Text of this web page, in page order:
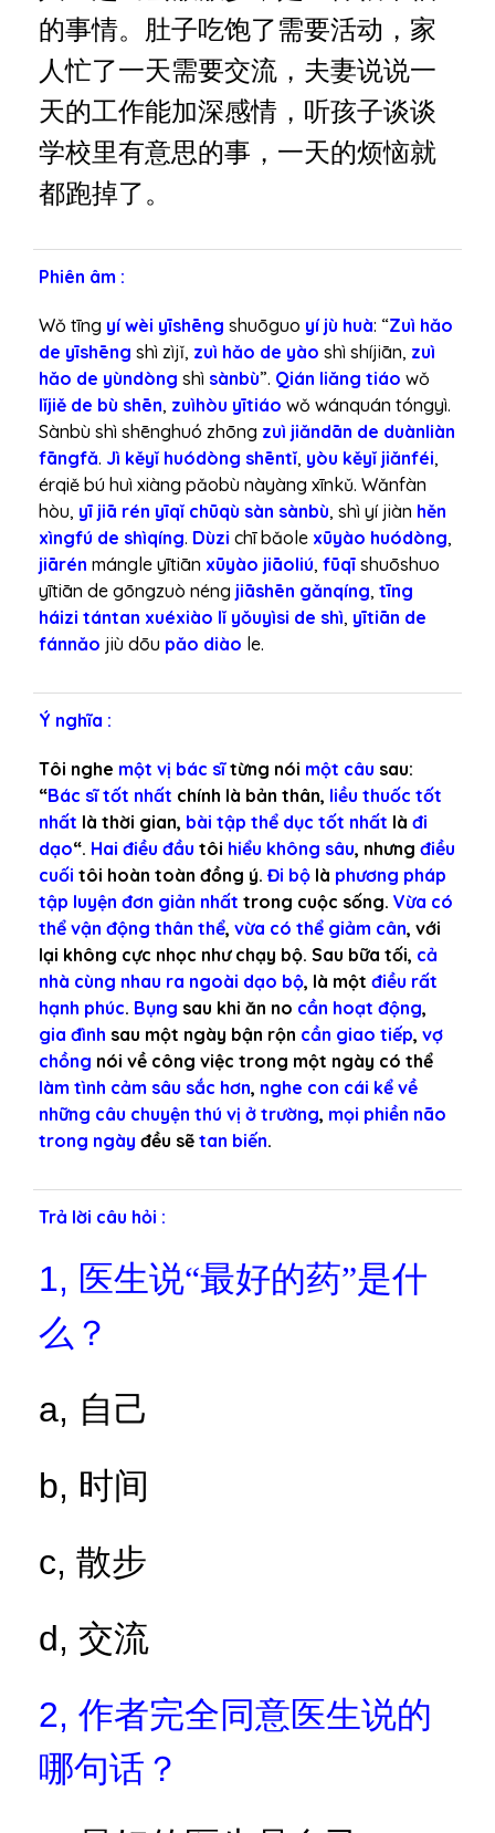
的事情。肚子吃饱了需要活动，家
人忙了一天需要交流，夫妻说说一
天的工作能加深感情，听孩子谈谈
学校里有意思的事，一天的烦恼就
都跑掉了。
Phiên âm :
Wǒ tīng yí wèi yīshēng shuōguo yí jù huà: “Zuì hǎo
de yīshēng shì zìjǐ, zuì hǎo de yào shì shíjiān, zuì
hǎo de yùndòng shì sànbù”. Qián liǎng tiáo wǒ
lǐjiě de bù shēn, zuìhòu yītiáo wǒ wánquán tóngyì.
Sànbù shì shēnghuó zhōng zuì jiǎndān de duànliàn
fāngfǎ. Jì kěyǐ huódòng shēntǐ, yòu kěyǐ jiǎnféi,
érqiě bú huì xiàng pǎobù nàyàng xīnkǔ. Wǎnfàn
hòu, yī jiā rén yīqǐ chūqù sàn sànbù, shì yí jiàn hěn
xìngfú de shìqíng. Dùzi chī bǎole xūyào huódòng,
jiārén mángle yītiān xūyào jiāoliú, fūqī shuōshuo
yītiān de gōngzuò néng jiāshēn gǎnqíng, tīng
háizi tántan xuéxiào lǐ yǒuyìsi de shì, yītiān de
fánnǎo jiù dōu pǎo diào le.
Ý nghĩa :
Tôi nghe một vị bác sĩtừng nói một câu sau:
“Bác sĩ tốt nhất chính là bản thân, liều thuốc tốt
nhất là thời gian, bài tập thể dục tốt nhất là đi
dạo“. Hai điều đầu tôi hiểu không sâu, nhưng điều
cuối tôi hoàn toàn đồng ý. Đi bộ là phương pháp
tập luyện đơn giản nhất trong cuộc sống. Vừa có
thể vận động thân thể, vừa có thể giảm cân, với
lại không cực nhọc như chạy bộ. Sau bữa tối, cả
nhà cùng nhau ra ngoài dạo bộ, là một điều rất
hạnh phúc. Bụng sau khi ăn no cần hoạt động,
gia đình sau một ngày bận rộn cần giao tiếp, vợ
chồng nói về công việc trong một ngày có thể
làm tình cảm sâu sắc hơn, nghe con cái kể về
những câu chuyện thú vị ở trường, mọi phiền não
trong ngày đều sẽ tan biến.
Trả lời câu hỏi :
1, 医生说“最好的药”是什
么？
a, 自己
b, 时间
c, 散步
d, 交流
2, 作者完全同意医生说的
哪句话？